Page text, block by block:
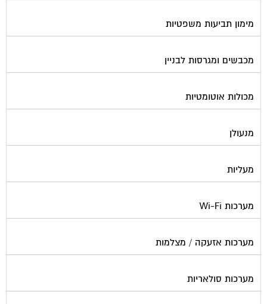
מימון תביעות משפטיות
מכבשים ומגרסות לבניין
מכולות אוטומטיות
מנעולן
מעליות
מערכות Wi-Fi
מערכות אזעקה / מצלמות
מערכות סולאריות